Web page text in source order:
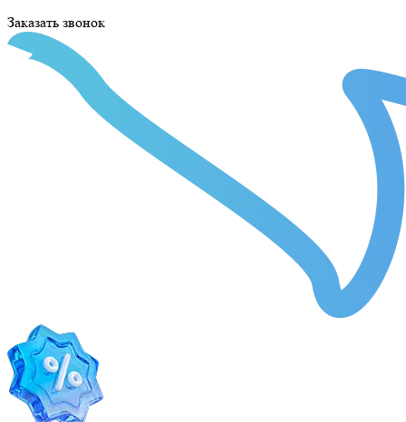
Заказать звонок